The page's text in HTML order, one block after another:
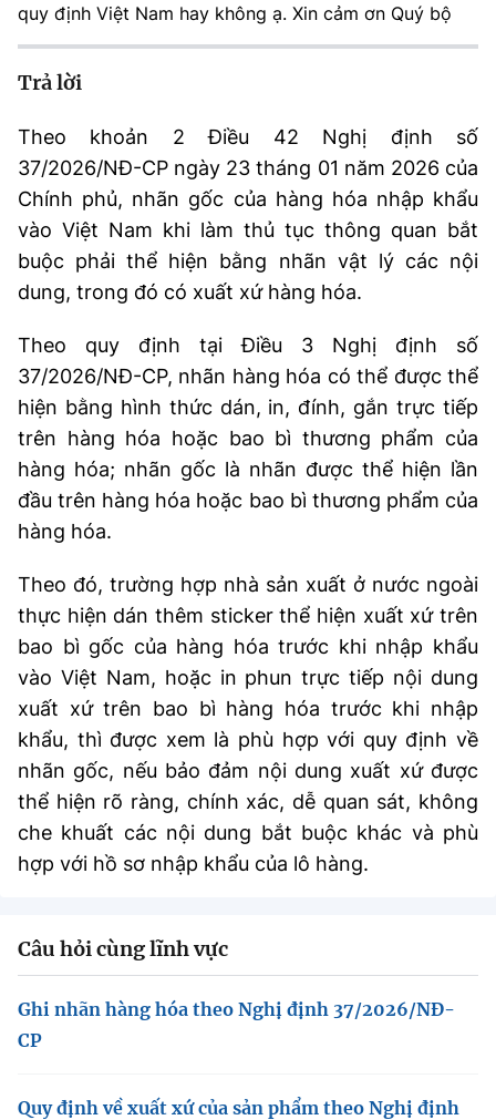
Năng lượng nguyên tử
Nhiệm vụ trọng tâm
Chọn ngôn ngữ
Vietnamese
BỘ KHOA HỌC VÀ CÔNG NGHỆ
MINISTRY OF SCIENCE AND TECHNOLOGY
Điều khoản sử dụng Theo dõi MST: Góp ý
Cơ quan chủ quản: Bộ Khoa học và Công nghệ (MST)
Chịu trách nhiệm nội dung: Nguyễn Thị Hải Hằng
Giám đốc Trung tâm Truyền thông Khoa học và Công nghệ.
Liên hệ
Địa chỉ: Ban Biên tập Cổng TTĐT - 18 Nguyễn Du, TP. Hà Nội
Điện thoại: 024 3936 9506
Email:
stc@mst.gov.vn
©2026 Bản quyền thuộc Bộ Khoa Học và Công Nghệ
website này)
quy định Việt Nam hay không ạ. Xin cảm ơn Quý bộ
Trả lời
Theo khoản 2 Điều 42 Nghị định số
37/2026/NĐ-CP ngày 23 tháng 01 năm 2026 của
Chính phủ, nhãn gốc của hàng hóa nhập khẩu
vào Việt Nam khi làm thủ tục thông quan bắt
buộc phải thể hiện bằng nhãn vật lý các nội
dung, trong đó có xuất xứ hàng hóa.
Theo quy định tại Điều 3 Nghị định số
37/2026/NĐ-CP, nhãn hàng hóa có thể được thể
hiện bằng hình thức dán, in, đính, gắn trực tiếp
trên hàng hóa hoặc bao bì thương phẩm của
hàng hóa; nhãn gốc là nhãn được thể hiện lần
đầu trên hàng hóa hoặc bao bì thương phẩm của
hàng hóa.
Theo đó, trường hợp nhà sản xuất ở nước ngoài
thực hiện dán thêm sticker thể hiện xuất xứ trên
bao bì gốc của hàng hóa trước khi nhập khẩu
vào Việt Nam, hoặc in phun trực tiếp nội dung
xuất xứ trên bao bì hàng hóa trước khi nhập
khẩu, thì được xem là phù hợp với quy định về
nhãn gốc, nếu bảo đảm nội dung xuất xứ được
thể hiện rõ ràng, chính xác, dễ quan sát, không
che khuất các nội dung bắt buộc khác và phù
hợp với hồ sơ nhập khẩu của lô hàng.
Câu hỏi cùng lĩnh vực
Ghi nhãn hàng hóa theo Nghị định 37/2026/NĐ-
CP
Quy định về xuất xứ của sản phẩm theo Nghị định